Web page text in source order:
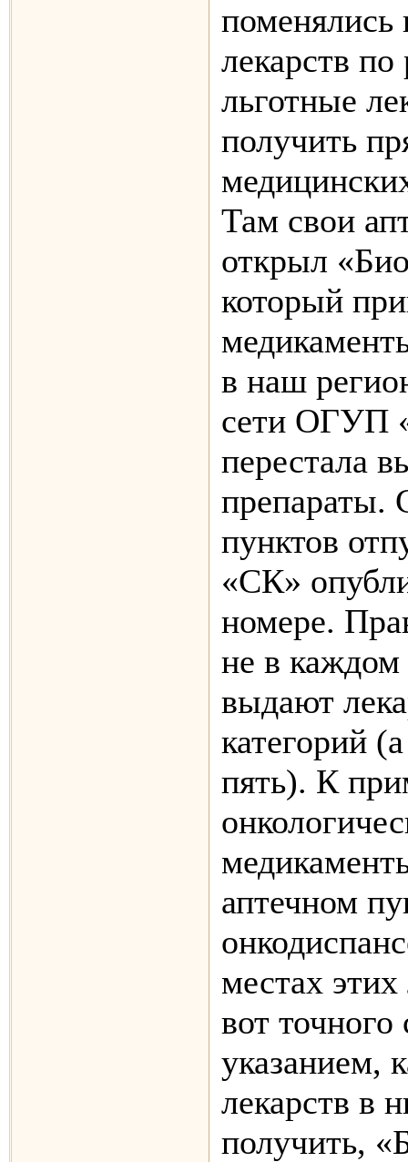
поменялись
лекарств
льготные
получить
Там свои
открыл
который
в наш
сети ОГУП
перестала
препараты.
пунктов
«СК»
номере.
не в каждом
выдают
категорий
пять). К
аптечном
местах
вот точного
указанием,
лекарств в
получить,